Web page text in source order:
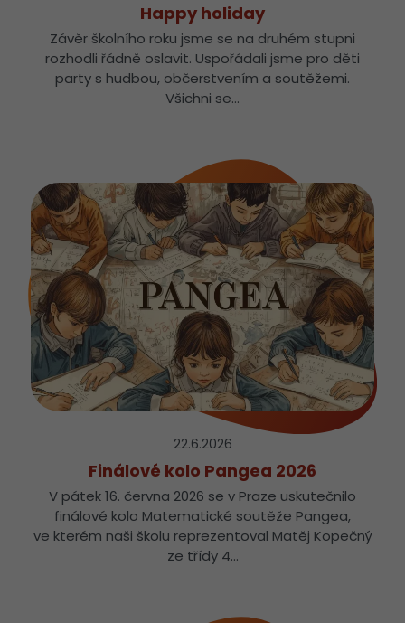
Happy holiday
Závěr školního roku jsme se na druhém stupni
rozhodli řádně oslavit. Uspořádali jsme pro děti
party s hudbou, občerstvením a soutěžemi.
Všichni se…
22.6.2026
Finálové kolo Pangea 2026
V pátek 16. června 2026 se v Praze uskutečnilo
finálové kolo Matematické soutěže Pangea,
ve kterém naši školu reprezentoval Matěj Kopečný
ze třídy 4…